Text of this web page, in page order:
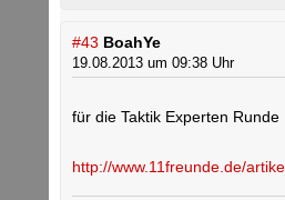
#43 BoahYe
19.08.2013 um 09:38 Uhr
für die Taktik Experten Runde
http://www.11freunde.de/